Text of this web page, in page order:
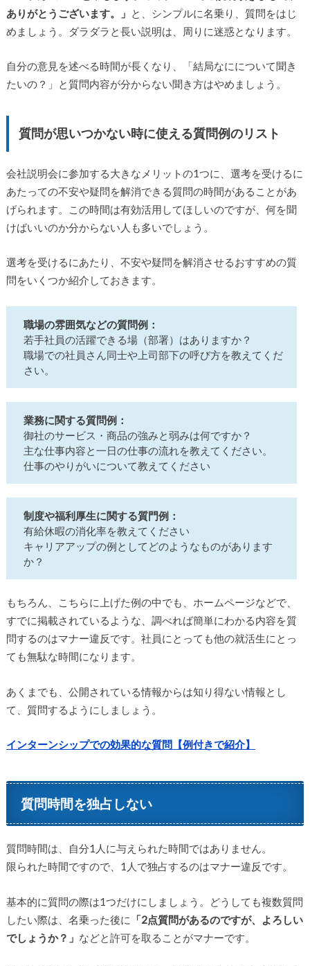
ありがとうございます。」 と、シンプルに名乗り、質問をはじ
めましょう。ダラダラと長い説明は、周りに迷惑となります。
自分の意見を述べる時間が長くなり、「結局なにについて聞き
たいの？」と質問内容が分からない聞き方はやめましょう。
質問が思いつかない時に使える質問例のリスト
会社説明会に参加する大きなメリットの1つに、選考を受けるに
あたっての不安や疑問を解消できる質問の時間があることがあ
げられます。この時間は有効活用してほしいのですが、何を聞
けばいいのか分からない人も多いでしょう。
選考を受けるにあたり、不安や疑問を解消させるおすすめの質
問をいくつか紹介しておきます。
職場の雰囲気などの質問例：
若手社員の活躍できる場（部署）はありますか？
職場での社員さん同士や上司部下の呼び方を教えてくだ
さい。
業務に関する質問例：
御社のサービス・商品の強みと弱みは何ですか？
主な仕事内容と一日の仕事の流れを教えてください。
仕事のやりがいについて教えてください
制度や福利厚生に関する質門例：
有給休暇の消化率を教えてください
キャリアアップの例としてどのようなものがあります
か？
もちろん、こちらに上げた例の中でも、ホームページなどで、
すでに掲載されているような、調べれば簡単にわかる内容を質
問するのはマナー違反です。社員にとっても他の就活生にとっ
ても無駄な時間になります。
あくまでも、公開されている情報からは知り得ない情報とし
て、質問するようにしましょう。
インターンシップでの効果的な質問【例付きで紹介】
質問時間を独占しない
質問時間は、自分1人に与えられた時間ではありません。
限られた時間ですので、1人で独占するのはマナー違反です。
基本的に質問の際は1つだけにしましょう。どうしても複数質問
したい際は、名乗った後に
「2点質問があるのですが、よろしい
でしょうか？」 などと許可を取ることがマナーです。